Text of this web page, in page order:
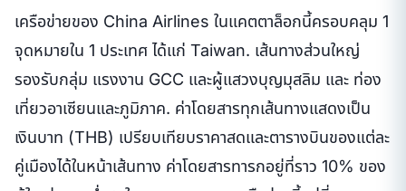
เครือข่ายของ China Airlines ในแคตตาล็อกนี้ครอบคลุม 1
จุดหมายใน 1 ประเทศ ได้แก่ Taiwan. เส้นทางส่วนใหญ่
รองรับกลุ่ม แรงงาน GCC และผู้แสวงบุญมุสลิม และ ท่อง
เที่ยวอาเซียนและภูมิภาค. ค่าโดยสารทุกเส้นทางแสดงเป็น
เงินบาท (THB) เปรียบเทียบราคาสดและตารางบินของแต่ละ
คู่เมืองได้ในหน้าเส้นทาง ค่าโดยสารทารกอยู่ที่ราว 10% ของ